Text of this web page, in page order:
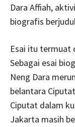
Dara Affiah,
biografis
Esai itu termuat
Sebagai esai
Neng Dara
belantara
Ciputat dalam
Jakarta masih